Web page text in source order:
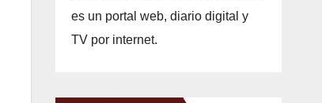
es un portal web, diario digital y
TV por internet.